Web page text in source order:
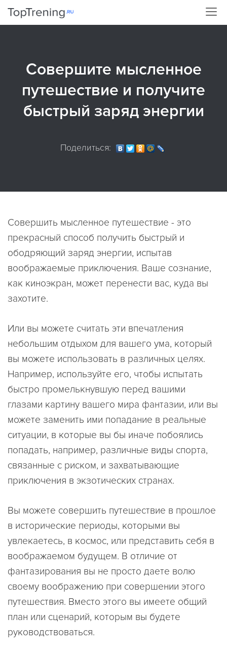
Совершите мысленное
путешествие и получите
быстрый заряд энергии
Поделиться:
Совершить мысленное путешествие - это
прекрасный способ получить быстрый и
ободряющий заряд энергии, испытав
воображаемые приключения. Ваше сознание,
как киноэкран, может перенести вас, куда вы
захотите.
Или вы можете считать эти впечатления
небольшим отдыхом для вашего ума, который
вы можете использовать в различных целях.
Например, используйте его, чтобы испытать
быстро промелькнувшую перед вашими
глазами картину вашего мира фантазии, или вы
можете заменить ими попадание в реальные
ситуации, в которые вы бы иначе побоялись
попадать, например, различные виды спорта,
связанные с риском, и захватывающие
приключения в экзотических странах.
Вы можете совершить путешествие в прошлое
в исторические периоды, которыми вы
увлекаетесь, в космос, или представить себя в
воображаемом будущем. В отличие от
фантазирования вы не просто даете волю
своему воображению при совершении этого
путешествия. Вместо этого вы имеете общий
план или сценарий, которым вы будете
руководствоваться.